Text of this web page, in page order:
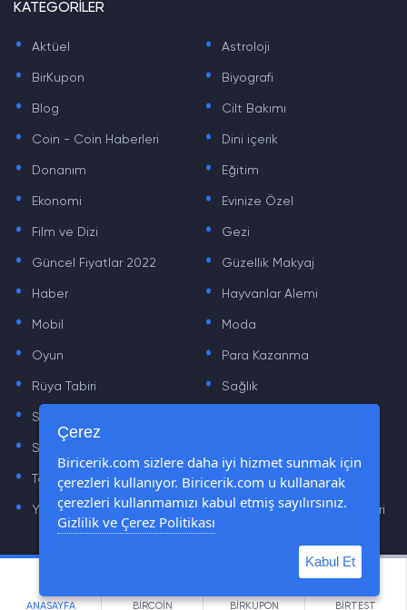
ANASAYFA BİRCOİN BİRKUPON BİRTEST
KATEGORİLER
. Aktüel . Astroloji
. BirKupon . Biyografi
. Blog . Cilt Bakımı
. Coin - Coin Haberleri . Dini içerik
. Donanım . Eğitim
. Ekonomi . Evinize Özel
. Film ve Dizi . Gezi
. Güncel Fiyatlar 2022 . Güzellik Makyaj
. Haber . Hayvanlar Alemi
. Mobil . Moda
. Oyun . Para Kazanma
. Rüya Tabiri . Sağlık
. Sinema .
. Sözler
. Teknoloji Haberleri . Yaşam
. Yazılım Haberleri . Yiyecek Önerileri ve Tarifleri
Çerez
Biricerik.com sizlere daha iyi hizmet sunmak için
çerezleri kullanıyor. Biricerik.com u kullanarak
çerezleri kullanmamızı kabul etmiş sayılırsınız.
Gizlilik ve Çerez Politikası
Kabul Et